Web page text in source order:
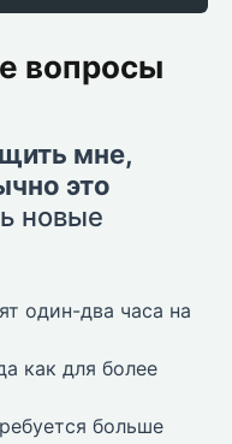
вопросы
мне,
это
новые
один-два часа на
как для более
больше